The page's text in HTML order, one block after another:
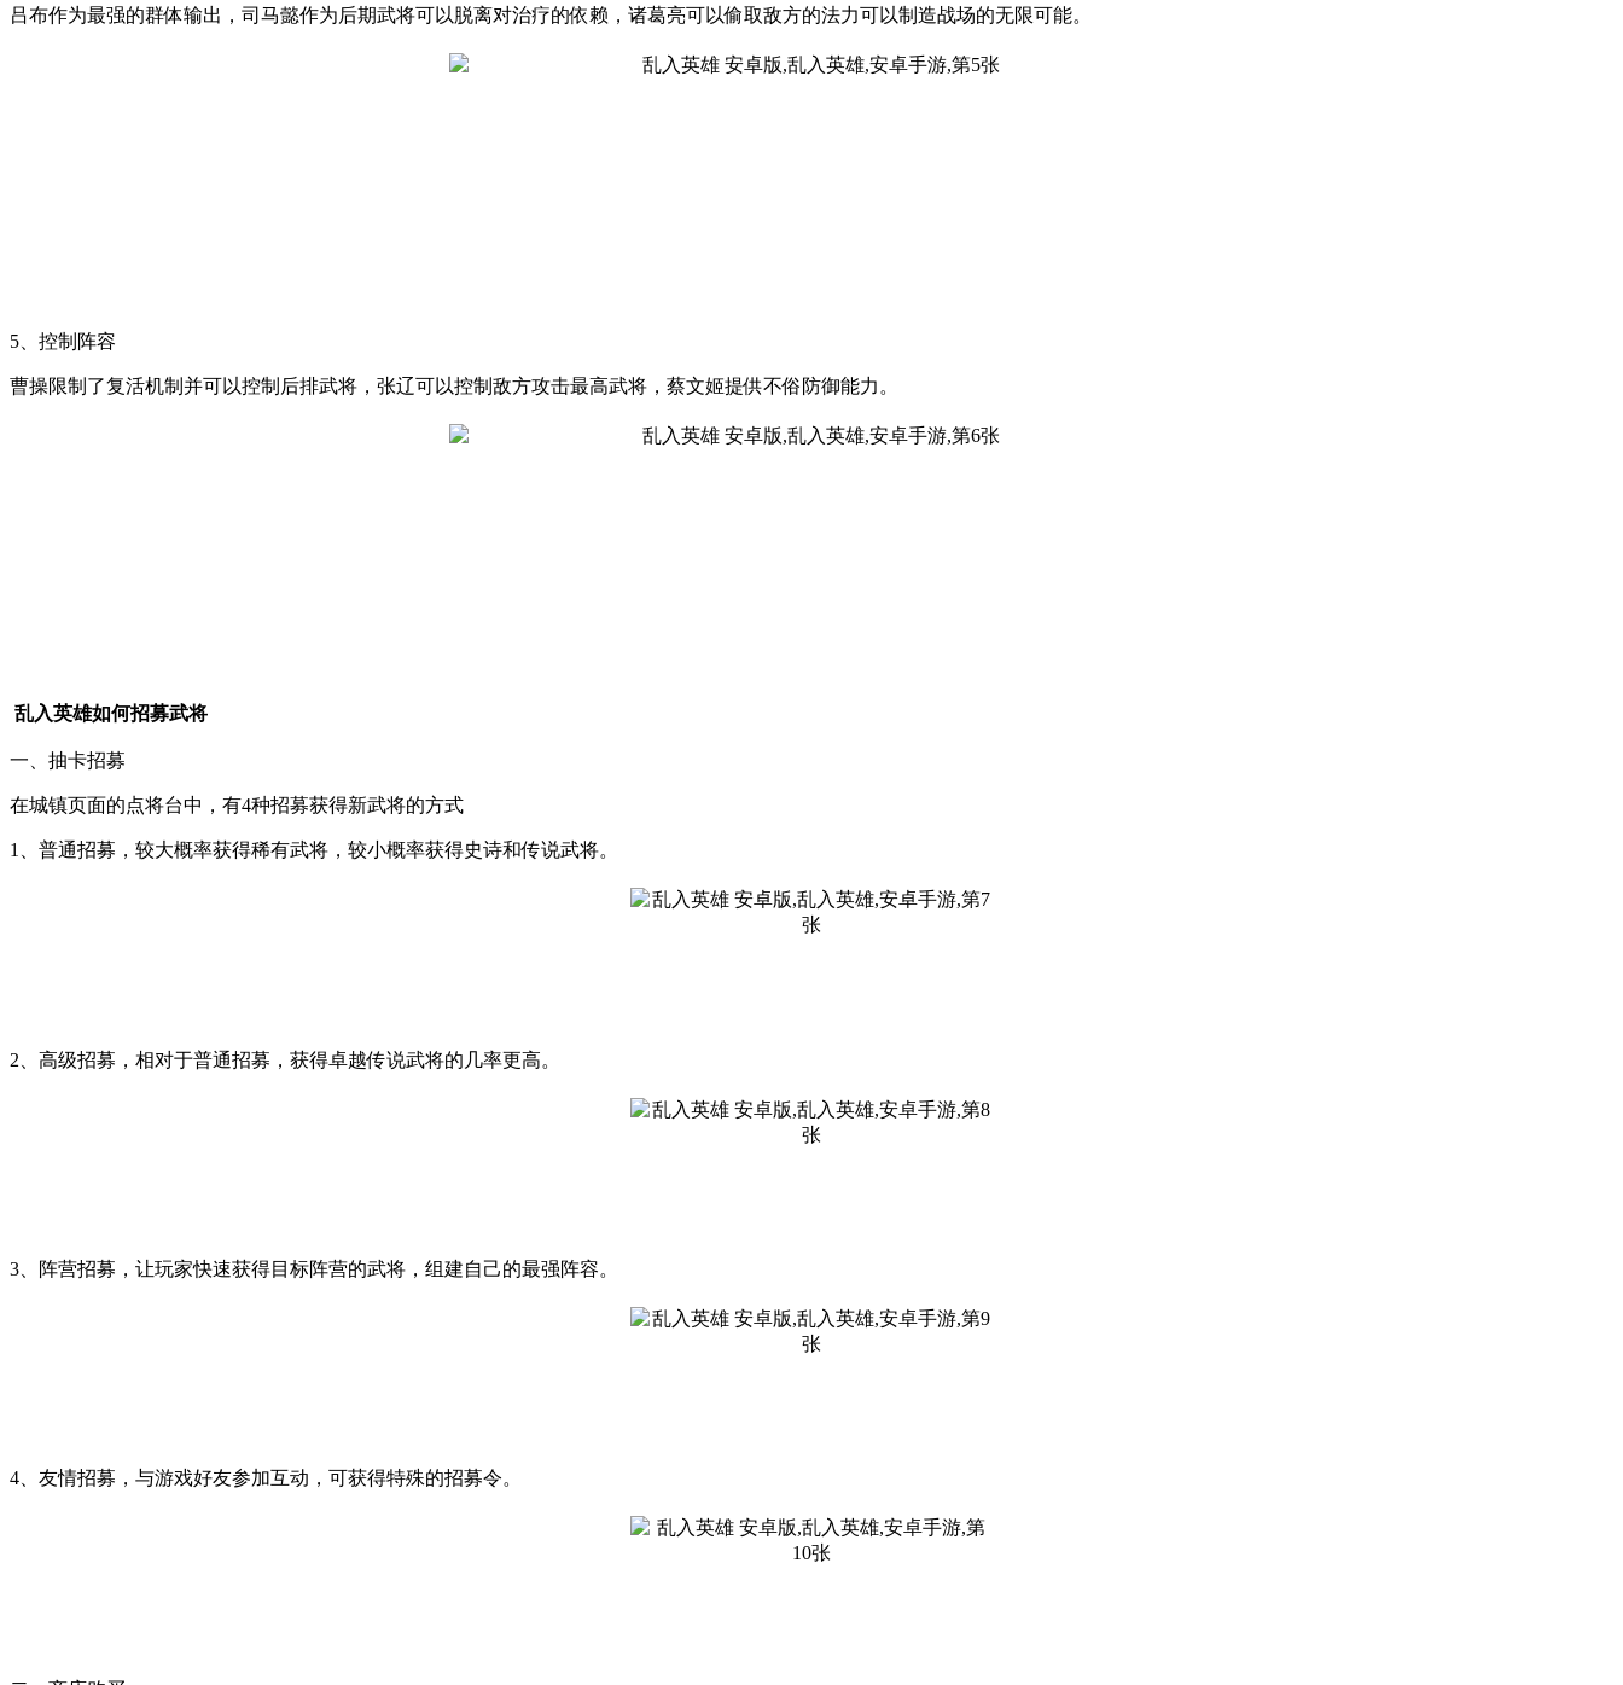
吕布作为最强的群体输出，司马懿作为后期武将可以脱离对治疗的依赖，诸葛亮可以偷取敌方的法力可以制造战场的无限可能。
5、控制阵容
曹操限制了复活机制并可以控制后排武将，张辽可以控制敌方攻击最高武将，蔡文姬提供不俗防御能力。
乱入英雄如何招募武将
一、抽卡招募
在城镇页面的点将台中，有4种招募获得新武将的方式
1、普通招募，较大概率获得稀有武将，较小概率获得史诗和传说武将。
2、高级招募，相对于普通招募，获得卓越传说武将的几率更高。
3、阵营招募，让玩家快速获得目标阵营的武将，组建自己的最强阵容。
4、友情招募，与游戏好友参加互动，可获得特殊的招募令。